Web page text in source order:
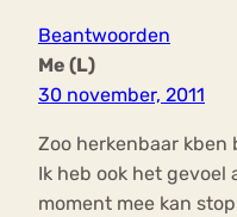
Beantwoorden
Me (L)
30 november, 2011
Zoo herkenbaar kben
Ik heb ook het gevoel
moment mee kan